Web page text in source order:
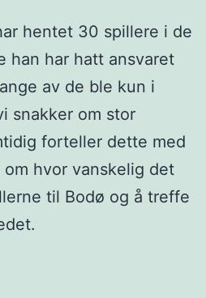
hentet 30 spillere i de
han har hatt ansvaret
av de ble kun i
snakker om stor
forteller dette med
hvor vanskelig det
til Bodø og å treffe